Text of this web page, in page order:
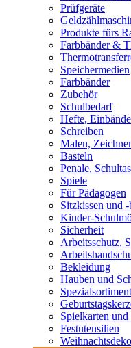
Prüfgeräte
Produkte fürs
Farbbänder &
Speichermedien
Farbbänder
Zubehör
Schulbedarf
Hefte, Einbände
Schreiben
Malen,
Basteln
Penale,
Spiele
Für Pädagogen
Sitzkissen und
Kinder-
Sicherheit
Arbeitsschutz,
Bekleidung
Hauben und
Spielkarten und
Festutensilien